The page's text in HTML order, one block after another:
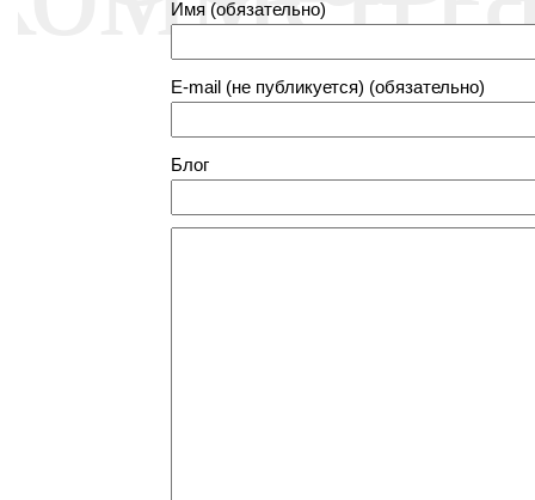
Имя (обязательно)
E-mail (не публикуется) (обязательно)
Блог